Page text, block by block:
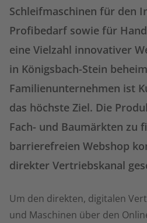
Schleifmaschinen für den
Profibedarf sowie für
eine Vielzahl innovativer
in Königsbach-Stein
Familienunternehmen ist
das höchste Ziel. Die
Fach- und Baumärkten zu
barrierefreien Webshop
direkter Vertriebskanal
Um den direkten, digitalen
und Maschinen über den